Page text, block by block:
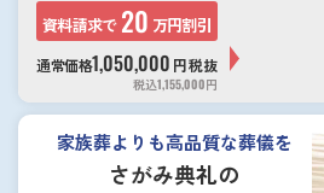
資料請求で 20 万円割引
通常価格1,050,000 円税抜
税込1,155,000円
家族葬よりも高品質な葬儀を
さがみ典礼の